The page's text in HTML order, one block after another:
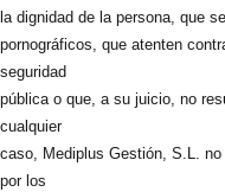
la dignidad de la persona, que
pornográficos, que atenten
seguridad
pública o que, a su juicio, no
cualquier
caso, Mediplus Gestión, S.L.
por los